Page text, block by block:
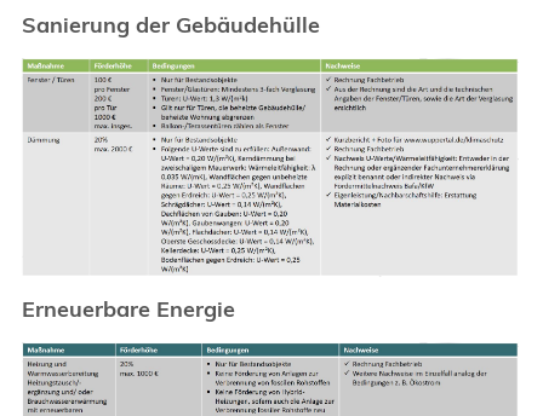
Sanierung der Gebäudehülle
Erneuerbare Energie